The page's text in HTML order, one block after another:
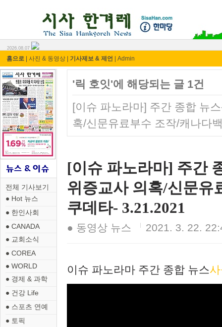
2026.08.07
홈으로 사진 & 동영상 기사제보 & 제언 Admin
전체 기사보기
● Hot 뉴스
● 한인사회
● CANADA
● 교회소식
● COREA
● WORLD
● 경제 & 과학
● 건강 Life
● 스포츠 연예
● 토픽
'릭 호잇'에 해당되는 글 1건
[이슈 파노라마] 주간 종합 뉴
혹/신문유료부수 조작/캐나다
[이슈 파노라마] 주간
위증교사 의혹/신문유
쿠데타- 3.21.2021
● 동영상 뉴스 2021. 3. 22.
이슈 파노라마 주간 종합 뉴스